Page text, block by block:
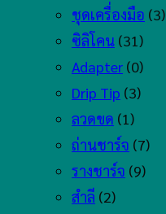
ชุดเครื่องมือ (3)
ซิลิโคน (31)
Adapter (0)
Drip Tip (3)
ลวดขด (1)
ถ่านชาร์จ (7)
รางชาร์จ (9)
สำลี (2)